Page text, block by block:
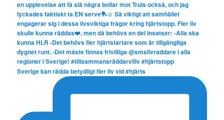
Sverige kan rädda betydligt fler liv vid #hjärts